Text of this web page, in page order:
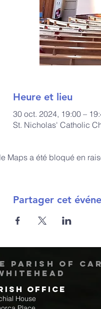
Heure et lieu
30 oct. 2024, 19:00 –
St. Nicholas' Catholic
Maps a été bloqué en
Partager cet
Parish of
Office
House